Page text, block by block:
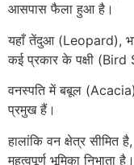
आसपास फैला हुआ है।
यहाँ तेंदुआ (Leopard),
कई प्रकार के पक्षी (Bird
वनस्पति में बबूल
प्रमुख हैं।
हालांकि वन क्षेत्र सीमित
महत्वपूर्ण भूमिका निभाता है।